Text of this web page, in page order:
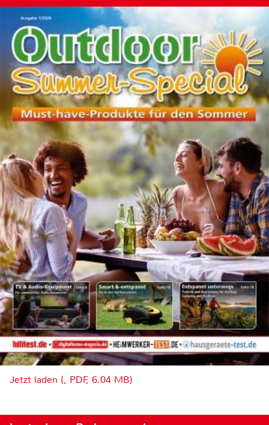
Jetzt laden (, PDF, 6.04 MB)